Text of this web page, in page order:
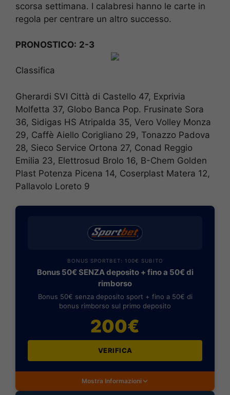
scorsa settimana. I calabresi hanno le carte in
regola per centrare un altro successo.
PRONOSTICO: 2-3
Classifica
Gherardi SVI Città di Castello 47, Exprivia
Molfetta 37, Globo Banca Pop. Frusinate Sora
36, Sidigas HS Atripalda 35, Vero Volley Monza
29, Caffè Aiello Corigliano 29, Tonazzo Padova
28, Sieco Service Ortona 27, Conad Reggio
Emilia 23, Elettrosud Brolo 16, B-Chem Golden
Plast Potenza Picena 14, Coserplast Matera 12,
Pallavolo Loreto 9
BONUS SPORTBET: 100€ SUBITO
Bonus 50€ SENZA deposito + fino a 50€ di
rimborso
Bonus 50€ senza deposito sport + fino a 50€ di
bonus rimborso sul primo deposito
200€
VERIFICA
Mostra Informazioni